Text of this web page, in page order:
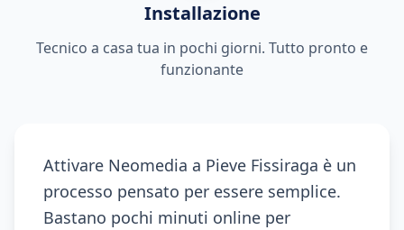
Installazione
Tecnico a casa tua in pochi giorni. Tutto pronto e
funzionante
Attivare Neomedia a Pieve Fissiraga è un
processo pensato per essere semplice.
Bastano pochi minuti online per